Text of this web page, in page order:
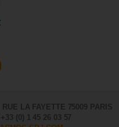
RUE LA FAYETTE 75009 PARIS
(0) 1 45 26 03 57